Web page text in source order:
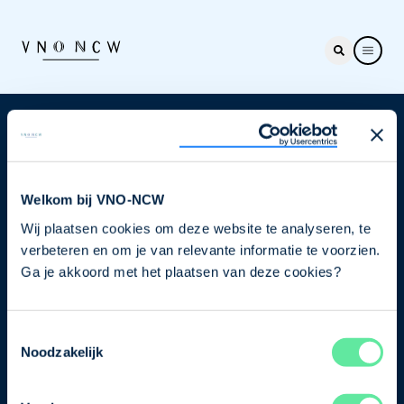
Welkom bij VNO-NCW
Wij plaatsen cookies om deze website te analyseren, te
verbeteren en om je van relevante informatie te voorzien.
Ga je akkoord met het plaatsen van deze cookies?
Noodzakelijk
Nieuwsbrief
je nu in voor de VNO-NCW nieuwsbrief.
Schrijf je in
Direct naar
Ons verhaal